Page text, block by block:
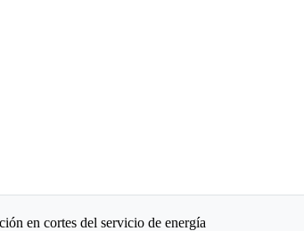
en cortes del servicio de energía